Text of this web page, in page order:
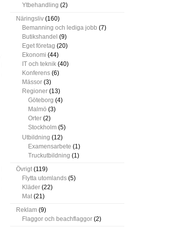
Ytbehandling (2)
Näringsliv (160)
Bemanning och lediga jobb (7)
Butikshandel (9)
Eget företag (20)
Ekonomi (44)
IT och teknik (40)
Konferens (6)
Mässor (3)
Regioner (13)
Göteborg (4)
Malmö (3)
Orter (2)
Stockholm (5)
Utbildning (12)
Examensarbete (1)
Truckutbildning (1)
Övrigt(119)
Flytta utomlands (5)
Kläder (22)
Mat(21)
Reklam (9)
Flaggor och beachflaggor (2)